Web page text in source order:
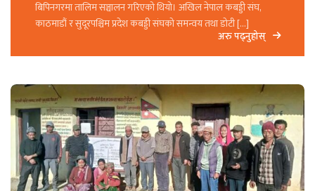
बिपिनगरमा तालिम सञ्चालन गरिएको थियो। अखिल नेपाल कबड्डी संघ,
काठमाडौं र सुदूरपश्चिम प्रदेश कबड्डी संघको समन्वय तथा डोटी […]
अरु पढ्नुहोस्